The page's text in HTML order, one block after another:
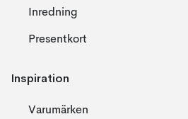
Inredning
Presentkort
Inspiration
Varumärken